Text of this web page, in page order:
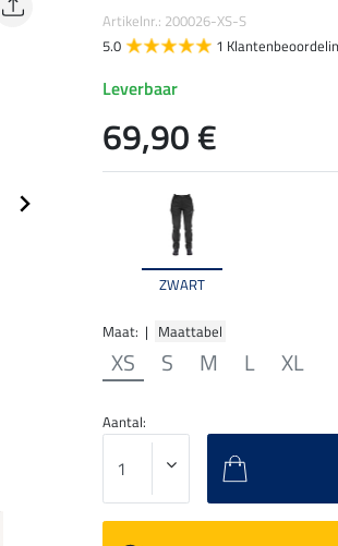
ZWART
Maat: | Maattabel
XS S M L XL
Artikelnr.: 200026-XS-S
5.0
1
Leverbaar
69,90 €
Aantal: